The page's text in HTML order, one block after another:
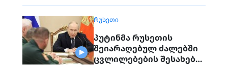
ᲠᲣᲡᲔᲗᲘ
პუტინმა რუსეთის
შეიარაღებულ ძალებში
ცვლილებების შესახებ